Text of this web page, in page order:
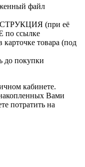
файл
(при её
ссылке
товара (под
до покупки
кабинете.
Вами
потратить на